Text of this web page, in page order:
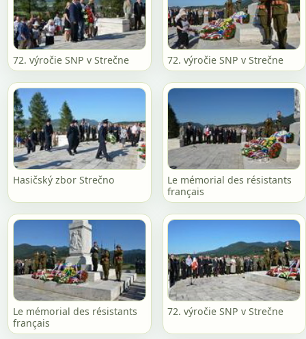
72. výročie SNP v Strečne 72. výročie SNP v Strečne
Hasičský zbor Strečno
Le mémorial des résistants
français
Le mémorial des résistants
français
72. výročie SNP v Strečne